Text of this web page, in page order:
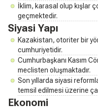
İklim, karasal olup kışlar
geçmektedir.
Siyasi Yapı
Kazakistan, otoriter bir
cumhuriyetidir.
Cumhurbaşkanı Kasım
meclisten oluşmaktadır.
Son yıllarda siyasi
temsil edilmesi üzerine
Ekonomi